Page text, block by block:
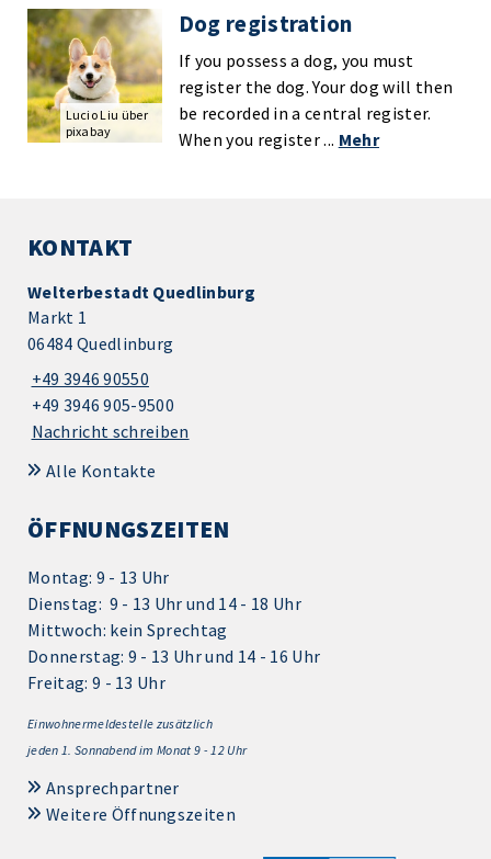
Dog registration
If you possess a dog, you must
register the dog. Your dog will then
be recorded in a central register.
When you register ... Mehr
Lucio Liu über
pixabay
KONTAKT
Welterbestadt Quedlinburg
Markt 1
06484 Quedlinburg
+49 3946 90550
+49 3946 905-9500
Nachricht schreiben
Alle Kontakte
ÖFFNUNGSZEITEN
Montag: 9 - 13 Uhr
Dienstag: 9 - 13 Uhr und 14 - 18 Uhr
Mittwoch: kein Sprechtag
Donnerstag: 9 - 13 Uhr und 14 - 16 Uhr
Freitag: 9 - 13 Uhr
Einwohnermeldestelle zusätzlich
jeden 1. Sonnabend im Monat 9 - 12 Uhr
Ansprechpartner
Weitere Öffnungszeiten